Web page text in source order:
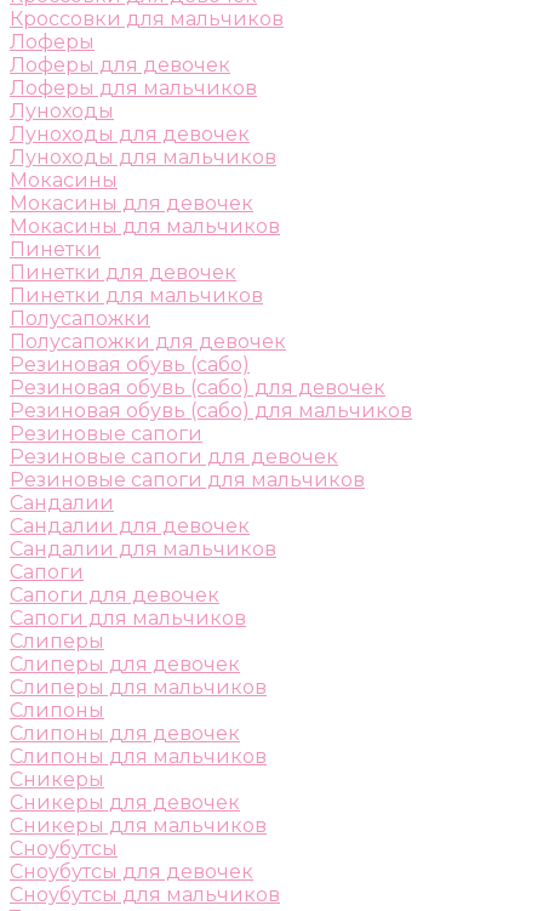
Кроссовки для мальчиков
Лоферы
Лоферы для девочек
Лоферы для мальчиков
Луноходы
Луноходы для девочек
Луноходы для мальчиков
Мокасины
Мокасины для девочек
Мокасины для мальчиков
Пинетки
Пинетки для девочек
Пинетки для мальчиков
Полусапожки
Полусапожки для девочек
Резиновая обувь (сабо)
Резиновая обувь (сабо) для девочек
Резиновая обувь (сабо) для мальчиков
Резиновые сапоги
Резиновые сапоги для девочек
Резиновые сапоги для мальчиков
Сандалии
Сандалии для девочек
Сандалии для мальчиков
Сапоги
Сапоги для девочек
Сапоги для мальчиков
Слиперы
Слиперы для девочек
Слиперы для мальчиков
Слипоны
Слипоны для девочек
Слипоны для мальчиков
Сникеры
Сникеры для девочек
Сникеры для мальчиков
Сноубутсы
Сноубутсы для девочек
Сноубутсы для мальчиков